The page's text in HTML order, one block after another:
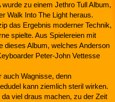
zu einem Jethro Tull Album,
Walk Into The Light heraus.
das Ergebnis moderner Technik,
spielte. Aus Spielereien mit
dieses Album, welches Anderson
Peter-John Vettesse
auch Wagnisse, denn
kann ziemlich steril wirken.
viel draus machen, zu der Zeit